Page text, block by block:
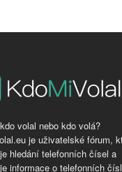
volal nebo kdo volá?
je uživatelské fórum,
hledání telefonních čísel a
informace o telefonních